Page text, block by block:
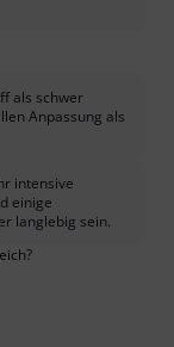
als schwer
Anpassung als
intensive
einige
langlebig sein.
Sie diese